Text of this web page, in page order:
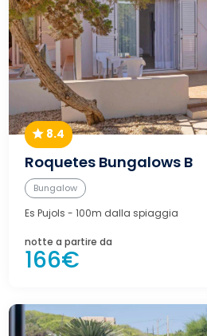
8.4
Roquetes Bungalows B
Bungalow
Es Pujols - 100m dalla spiaggia
notte a partire da
166€